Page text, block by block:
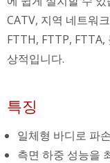
CATV, 지역 네트워
FTTH, FTTP, FTTA,
상적입니다.
특징
일체형 바디로 파
측면 하중 성능을